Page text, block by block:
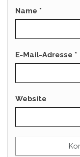
Name *
E-Mail-Adresse *
Website